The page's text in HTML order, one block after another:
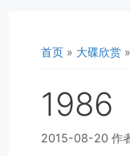
首页 » 大碟欣赏 »
1986
2015-08-20 作